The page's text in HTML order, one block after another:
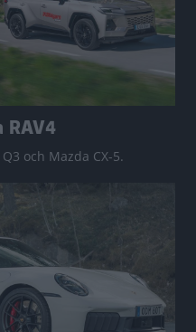
RAV4
och Mazda CX-5.